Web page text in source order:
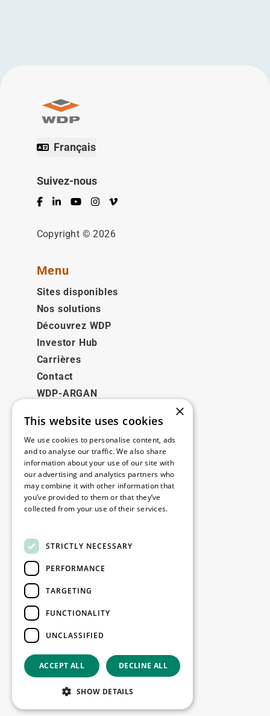
Français
Suivez-nous
Facebook
LinkedInYouTubeInstagram
Vimeo
Copyright © 2026
Menu
Sites disponibles
Nos solutions
Découvrez WDP
Investor Hub
Carrières
Contact
WDP-ARGAN
Juridique
Disclaimer
Politique de confidentialité
Cookie Policy
Contact
Restez informé
Restez à jour : inscrivez-vous à nos
newsletters Marketing
Copyright © 2026
×
This website uses cookies
We use cookies to personalise content, ads
and to analyse our traffic. We also share
information about your use of our site with
our advertising and analytics partners who
may combine it with other information that
you’ve provided to them or that they’ve
collected from your use of their services.
STRICTLY NECESSARY
PERFORMANCE
TARGETING
FUNCTIONALITY
UNCLASSIFIED
ACCEPT ALL DECLINE ALL
SHOW DETAILS